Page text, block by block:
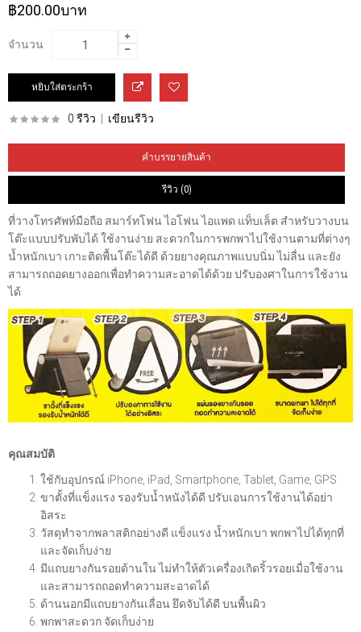
฿200.00บาท
จำนวน
0 รีวิว เขียนรีวิว
คำบรรยายสินค้า
รีวิว (0)
ที่วางโทรศัพท์มือถือ สมาร์ทโฟน ไอโฟน ไอแพด แท็บเล็ต สำหรับวางบน
โต๊ะแบบปรับพับได้ ใช้งานง่าย สะดวกในการพกพาไปใช้งานตามที่ต่างๆ
น้ำหนักเบา เกาะติดพื้นโต๊ะได้ดี ด้วยยางคุณภาพแบบนิ่ม ไม่ลื่น และยัง
สามารถถอดยางออกเพื่อทำความสะอาดได้ด้วย ปรับองศาในการใช้งาน
ได้
คุณสมบัติ
ใช้กับอุปกรณ์ iPhone, iPad, Smartphone, Tablet, Game, GPS
ขาตั้งที่แข็งแรง รองรับน้ำหนังได้ดี ปรับเอนการใช้งานได้อย่า
อิสระ
วัสดุทำจากพลาสติกอย่างดี แข็งแรง น้ำหนักเบา พกพาไปได้ทุกที่
และจัดเก็บง่าย
มีแถบยางกันรอยด้านใน ไม่ทำให้ตัวเครื่องเกิดริ้วรอยเมื่อใช้งาน
และสามารถถอดทำความสะอาดได้
ด้านนอกมีแถบยางกันเลื่อน ยึดจับได้ดี บนพื้นผิว
พกพาสะดวก จัดเก็บง่าย